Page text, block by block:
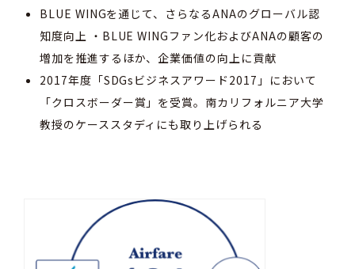
BLUE WINGを通じて、さらなるANAのグローバル認
知度向上 ・BLUE WINGファン化およびANAの顧客の
増加を推進するほか、企業価値の向上に貢献​
2017年度「SDGsビジネスアワード2017」において
「クロスボーダー賞」を受賞。南カリフォルニア大学
教授のケーススタディにも取り上げられる​